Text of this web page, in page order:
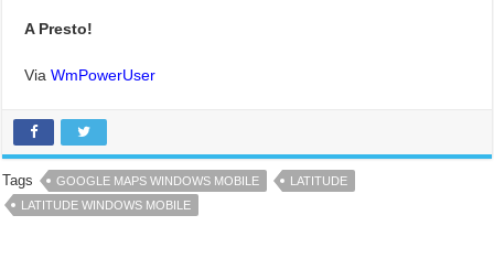
A Presto!
ViaWmPowerUser
Tags GOOGLE MAPS WINDOWS MOBILE
LATITUDE
LATITUDE WINDOWS MOBILE